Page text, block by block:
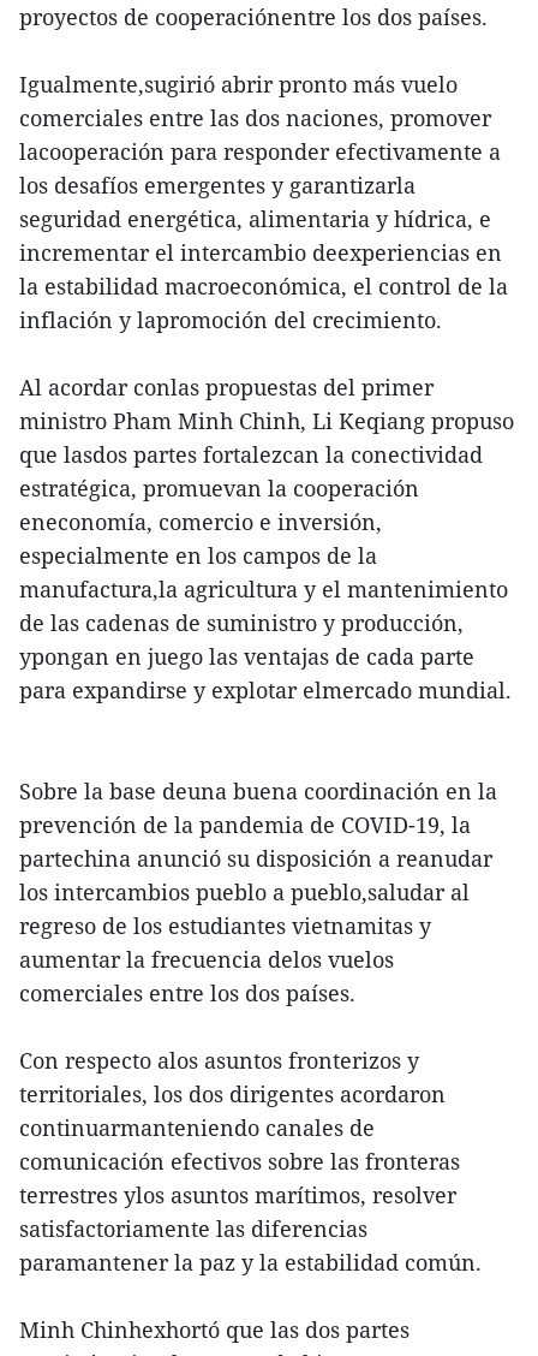
proyectos de cooperaciónentre los dos países.
Igualmente,sugirió abrir pronto más vuelo
comerciales entre las dos naciones, promover
lacooperación para responder efectivamente a
los desafíos emergentes y garantizarla
seguridad energética, alimentaria y hídrica, e
incrementar el intercambio deexperiencias en
la estabilidad macroeconómica, el control de la
inflación y lapromoción del crecimiento.
Al acordar conlas propuestas del primer
ministro Pham Minh Chinh, Li Keqiang propuso
que lasdos partes fortalezcan la conectividad
estratégica, promuevan la cooperación
eneconomía, comercio e inversión,
especialmente en los campos de la
manufactura,la agricultura y el mantenimiento
de las cadenas de suministro y producción,
ypongan en juego las ventajas de cada parte
para expandirse y explotar elmercado mundial.
Sobre la base deuna buena coordinación en la
prevención de la pandemia de COVID-19, la
partechina anunció su disposición a reanudar
los intercambios pueblo a pueblo,saludar al
regreso de los estudiantes vietnamitas y
aumentar la frecuencia delos vuelos
comerciales entre los dos países.
Con respecto alos asuntos fronterizos y
territoriales, los dos dirigentes acordaron
continuarmanteniendo canales de
comunicación efectivos sobre las fronteras
terrestres ylos asuntos marítimos, resolver
satisfactoriamente las diferencias
paramantener la paz y la estabilidad común.
Minh Chinhexhortó que las dos partes